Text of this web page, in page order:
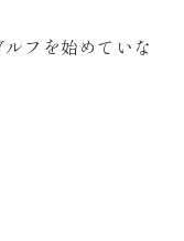
フを始めていな